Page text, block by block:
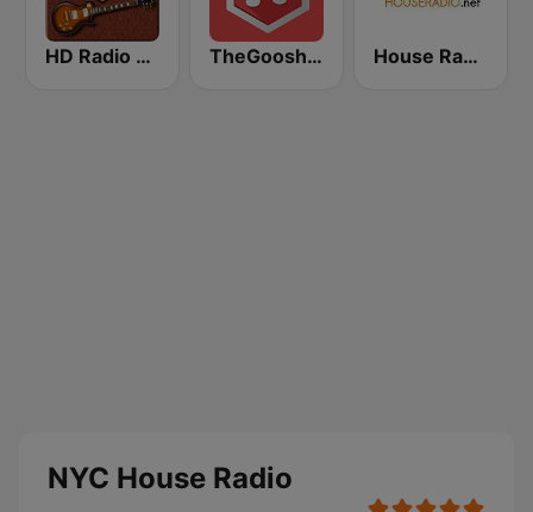
HD Radio - Classic Rock TheGoosh Radio - Deep House House Radio
NYC House Radio